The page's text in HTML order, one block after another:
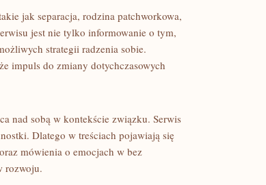
jak separacja, rodzina patchworkowa,
jest nie tylko informowanie o tym,
strategii radzenia sobie.
impuls do zmiany dotychczasowych
nad sobą w kontekście związku. Serwis
Dlatego w treściach pojawiają się
mówienia o emocjach w bez
rozwoju.